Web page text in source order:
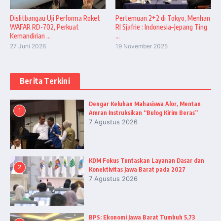
Dislitbangau Uji Performa Roket
WAFAR RD-702, Perkuat
Kemandirian ...
27 Juni 2026
Pertemuan 2+2 di Tokyo, Menhan
RI Sjafrie : Indonesia–Jepang Ting
...
19 November 2025
Berita Terkini
1
Dengar Keluhan Mahasiswa Alor, Mentan
Amran Instruksikan “Bulog Kirim Beras”
7 Agustus 2026
2
KDM Fokus Tuntaskan Layanan Dasar dan
Konektivitas Jawa Barat pada 2027
7 Agustus 2026
BPS: Ekonomi Jawa Barat Tumbuh 5,73